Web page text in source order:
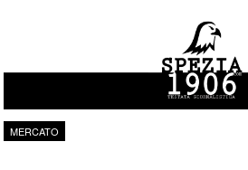
Vai al contenuto
MERCATO